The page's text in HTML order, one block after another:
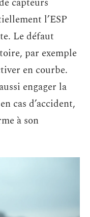
l’ESP
Le défaut
par exemple
en courbe.
engager la
cas d’accident,
à son